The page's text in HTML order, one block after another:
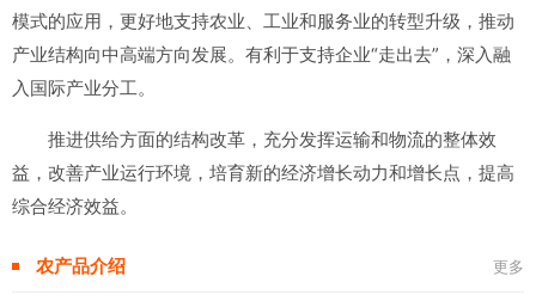
模式的应用，更好地支持农业、工业和服务业的转型升级，推动
产业结构向中高端方向发展。有利于支持企业“走出去”，深入融
入国际产业分工。
推进供给方面的结构改革，充分发挥运输和物流的整体效
益，改善产业运行环境，培育新的经济增长动力和增长点，提高
综合经济效益。
农产品介绍 更多